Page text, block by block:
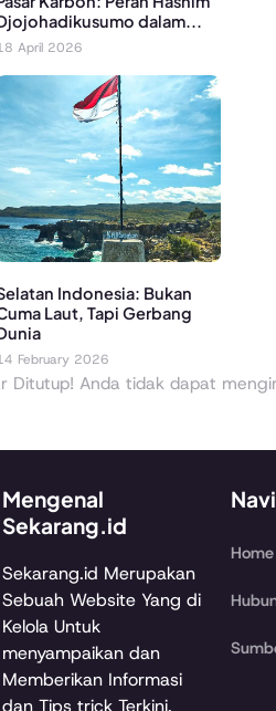
dalam...
April 2026
Indonesia: Bukan
Laut, Tapi Gerbang
February 2026
Ditutup! Anda tidak dapat
Mengenal
Sekarang.id
Sekarang.id Merupakan
Sebuah Website Yang di
Kelola Untuk
menyampaikan dan
Memberikan Informasi
dan Tips trick Terkini.
Home